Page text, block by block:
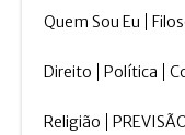
Quem Sou Eu
Direito Política
Religião